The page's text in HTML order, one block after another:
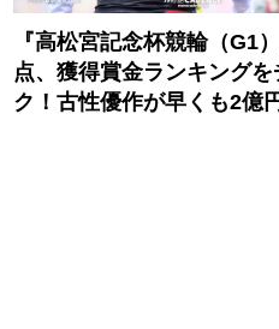
『高松宮記念杯競輪（G1
点、獲得賞金ランキングを
ク！古性優作が早くも2億